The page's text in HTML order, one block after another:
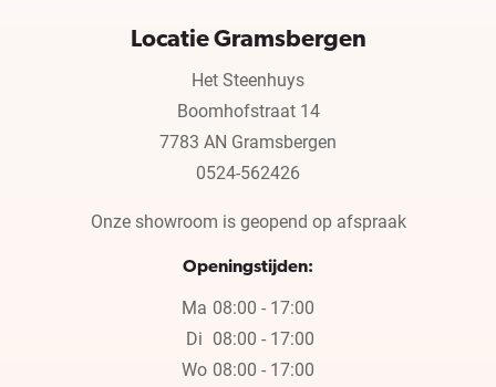
Locatie Gramsbergen
Het Steenhuys
Boomhofstraat 14
7783 AN Gramsbergen
0524-562426
Onze showroom is geopend op afspraak
Openingstijden:
Ma 08:00 - 17:00
Di 08:00 - 17:00
Wo 08:00 - 17:00